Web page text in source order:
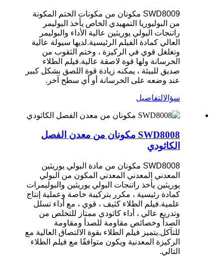
SWD8009 مكونان من مكونات الختم المكونة
من البوليوريا التمهيدي الخاص يأخذ البوليمر
راتنجات البولي يوريثين عالية الأداء والبوليمر
العالي كمادة الفيلم الرئيسية.لديها سيولة عالية
وتغلغل قوي في الركيزة ، وختم الثقوب من
الخرسانة ولها قوة لاصقة عالية.فيلم الطلاء
صديق للبيئة ، يمكنه زيادة قوة اللصق بشكل كبير
عند وضعه على الخرسانة أو أي سطح آخر.
سؤالالتفاصيل
SWD8008 مكونان من معدن الفصل
الكاثودي
SWD8008 مكونان من مادة البولي يوريثين
المعدني المعدني المعدني المكون من البولي
يوريثين يأخذ راتنجات البولي يوريثين والبوليمرات
كمادة رئيسية ، مكرر بتركيبة خاصة وعملية إنتاج
علمية.فيلم الطلاء كثيف ، قوي ، مع أداء تسلل
وتدريع عالي ، أداء كاثودي ممتاز للتخلص من
الصدأ وخصائص مقاومة للصدأ ومقاومة
للتآكل.يتميز فيلم الطلاء بقوة الالتصاق العالية مع
الركيزة المعدنية ويكون متوافقًا مع فيلم الطلاء
التالي.